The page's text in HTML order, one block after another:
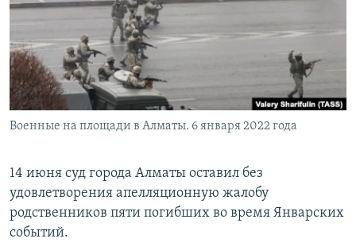
Военные на площади в Алматы. 6 января 2022 года
14 июня суд города Алматы оставил без
удовлетворения апелляционную жалобу
родственников пяти погибших во время Январских
событий.